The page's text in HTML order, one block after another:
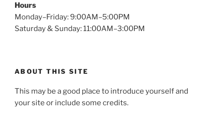
Hours
Monday–Friday: 9:00AM–5:00PM
Saturday & Sunday: 11:00AM–3:00PM
ABOUT THIS SITE
This may be a good place to introduce yourself and
your site or include some credits.